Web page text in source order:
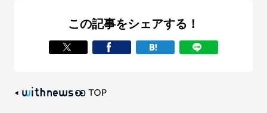
この記事をシェアする！